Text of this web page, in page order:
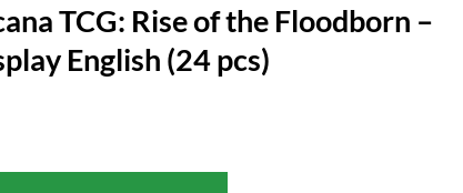
TCG: Rise of the Floodborn –
English (24 pcs)